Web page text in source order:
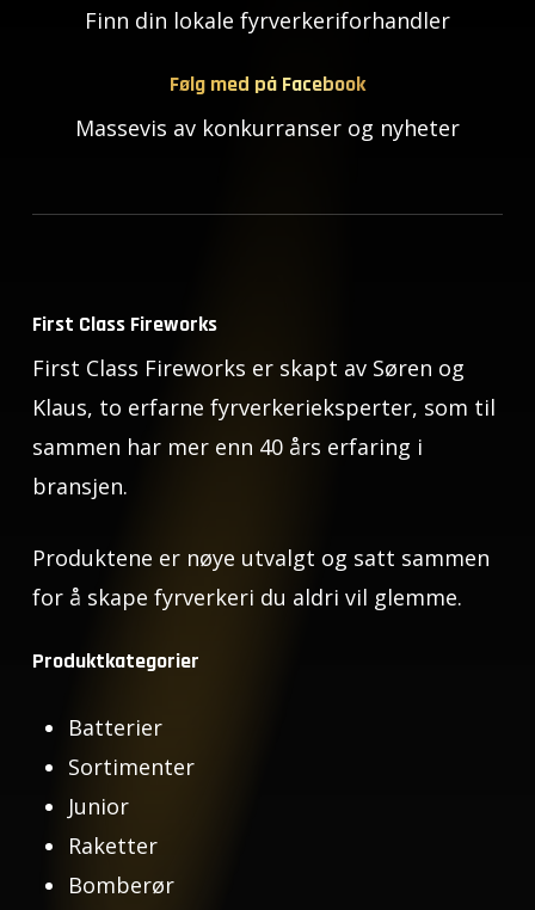
Finn din lokale fyrverkeriforhandler
Følg med på Facebook
Massevis av konkurranser og nyheter
First Class Fireworks
First Class Fireworks er skapt av Søren og
Klaus, to erfarne fyrverkerieksperter, som til
sammen har mer enn 40 års erfaring i
bransjen.
Produktene er nøye utvalgt og satt sammen
for å skape fyrverkeri du aldri vil glemme.
Produktkategorier
Batterier
Sortimenter
Junior
Raketter
Bomberør